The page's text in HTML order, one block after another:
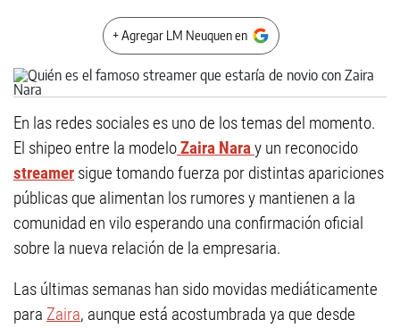
+ Agregar LM Neuquen en
En las redes sociales es uno de los temas del momento.
El shipeo entre la modeloZaira Naray un reconocido
streamer sigue tomando fuerza por distintas apariciones
públicas que alimentan los rumores y mantienen a la
comunidad en vilo esperando una confirmación oficial
sobre la nueva relación de la empresaria.
Las últimas semanas han sido movidas mediáticamente
para Zaira, aunque está acostumbrada ya que desde